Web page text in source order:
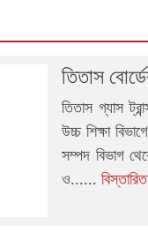
তিতাস
তিতাস গ্যাস
উচ্চ শিক্ষা
সম্পদ বিভাগ
ও......